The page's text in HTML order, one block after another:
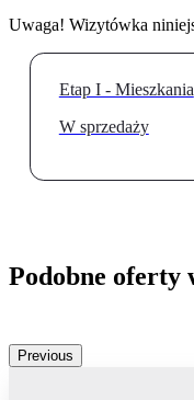
Uwaga! Wizytówka
Etap I - Mieszkania
W sprzedaży
Podobne oferty
Previous